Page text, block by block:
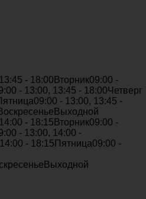
- 18:00 Вторник09:00 -
- 13:00, 13:45 - 18:00Четверг
09:00 - 13:00, 13:45 -
Выходной
- 18:15 Вторник09:00 -
- 13:00, 14:00 -
- 18:15 Пятница09:00 -
Выходной